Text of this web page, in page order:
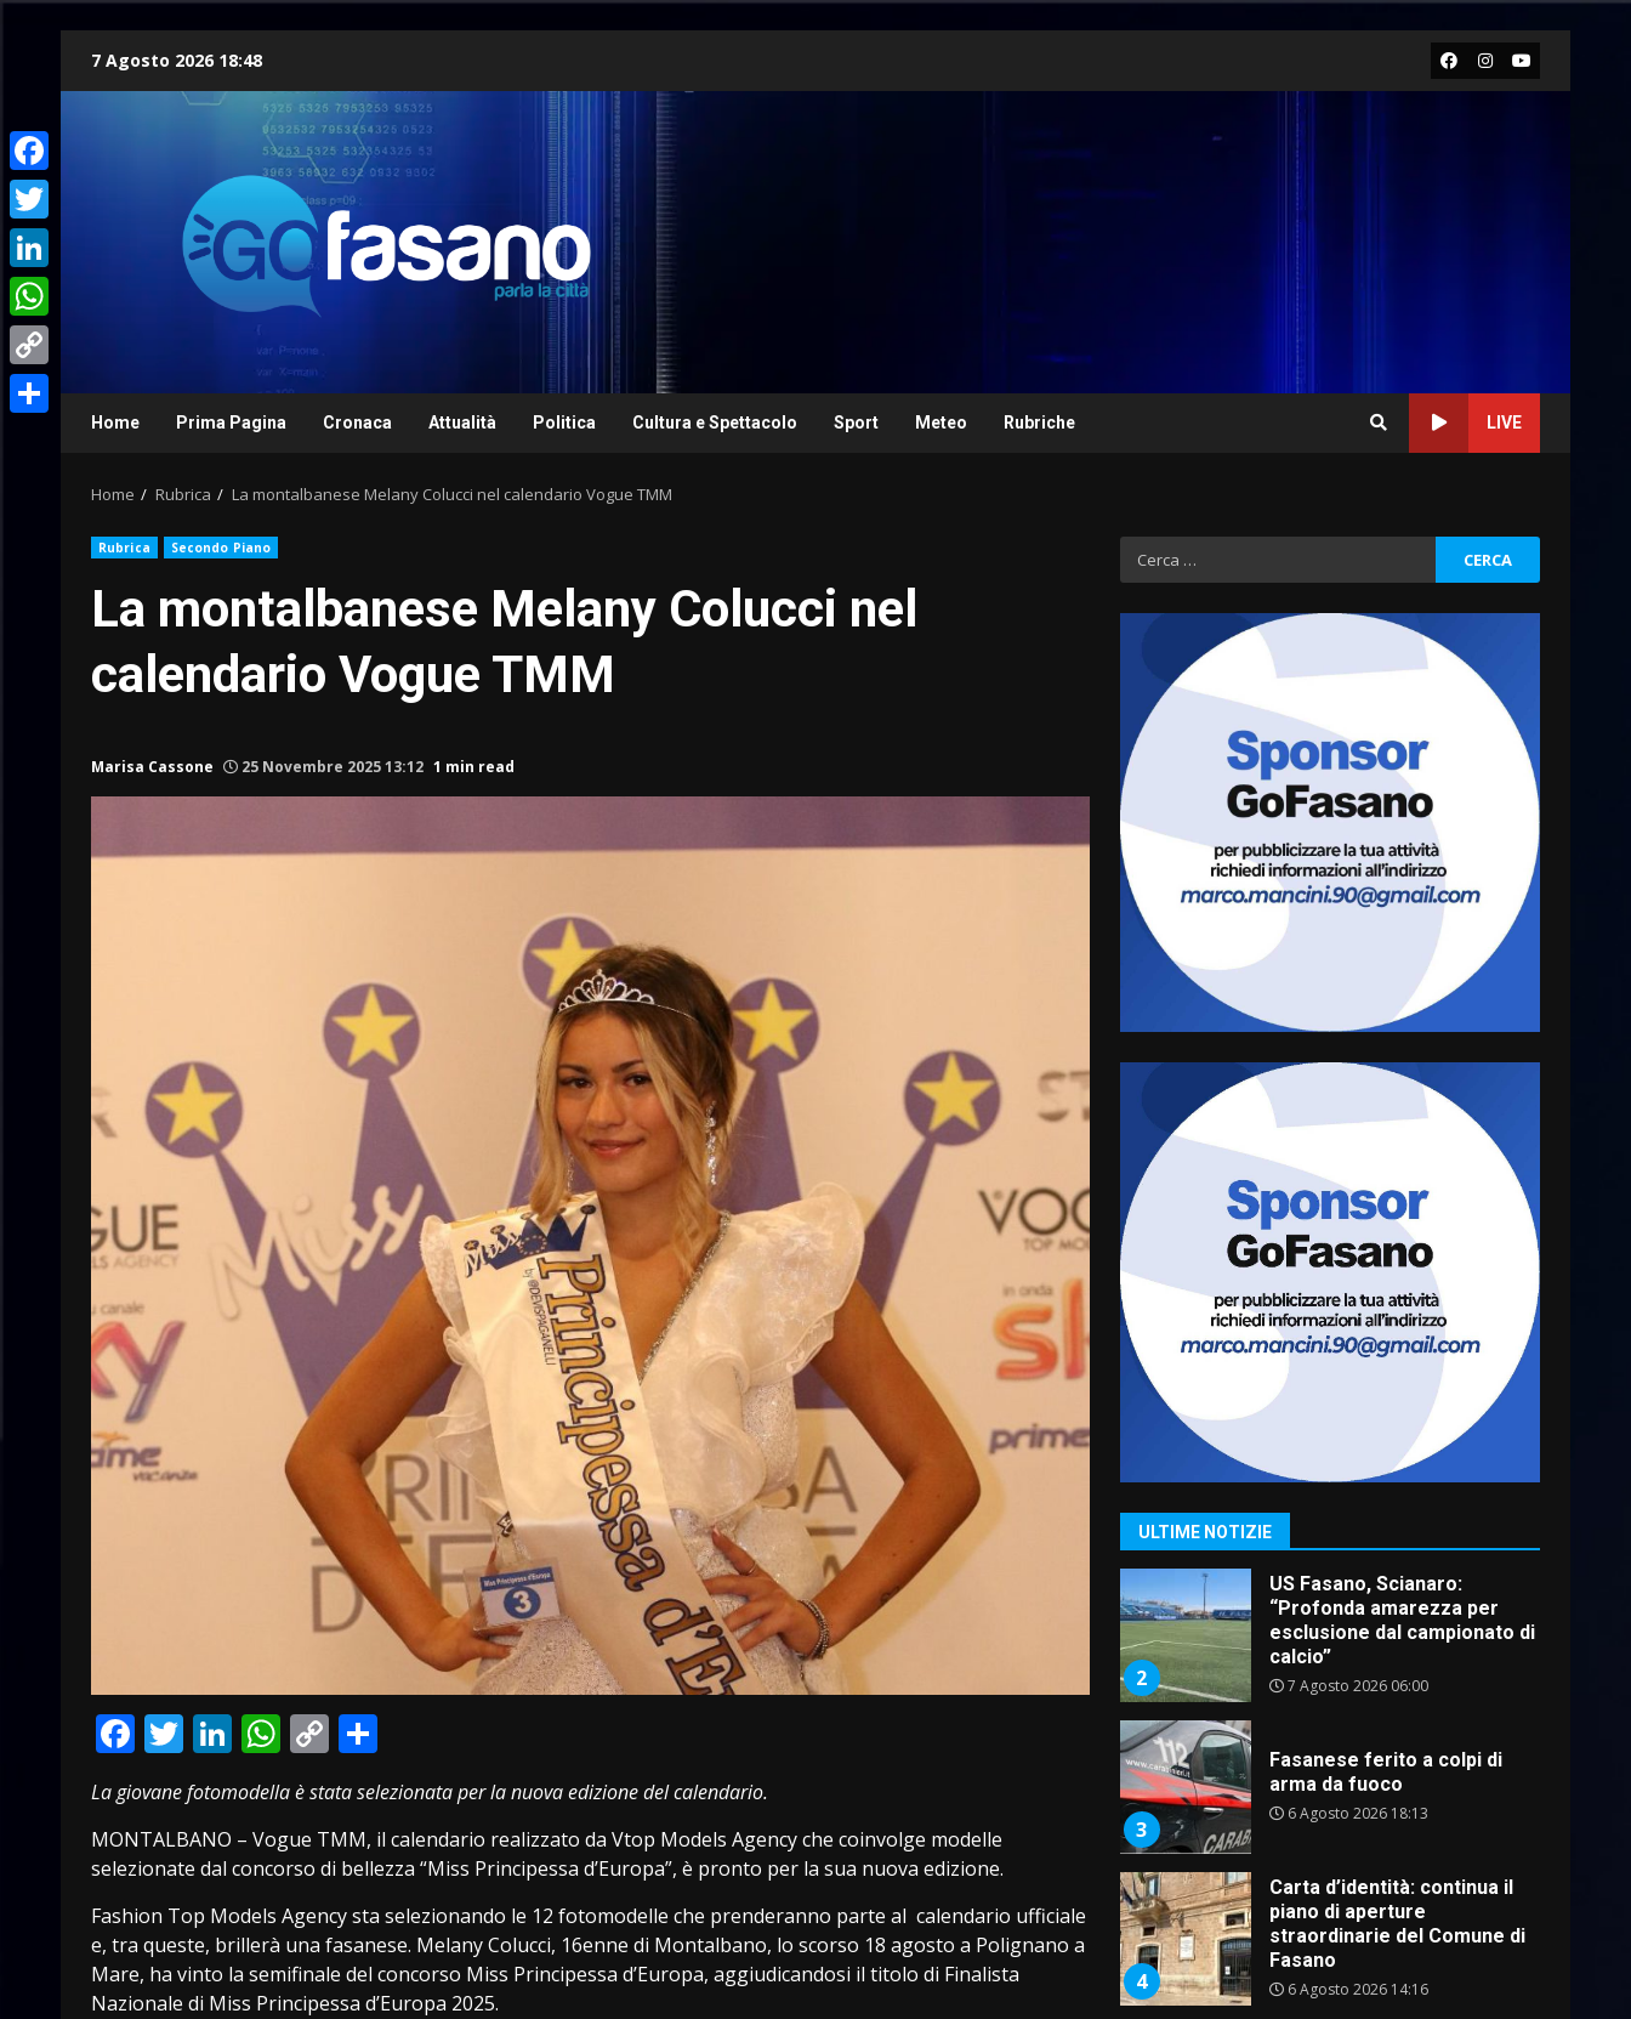
7 Agosto 2026 18:48 Facebook
Instagram
Youtube
Home Prima Pagina Cronaca Attualità Politica Cultura e Spettacolo Sport Meteo Rubriche LIVE
Home Rubrica La montalbanese Melany Colucci nel calendario Vogue TMM
Rubrica Secondo Piano
La montalbanese Melany Colucci nel
calendario Vogue TMM
Marisa Cassone 25 Novembre 2025 13:12 1 min read
Facebook
Twitter
LinkedIn
WhatsApp
Copy
Link
La giovane fotomodella è stata selezionata per la nuova edizione del calendario.
MONTALBANO – Vogue TMM, il calendario realizzato da Vtop Models Agency che coinvolge modelle
selezionate dal concorso di bellezza “Miss Principessa d’Europa”, è pronto per la sua nuova edizione.
Fashion Top Models Agency sta selezionando le 12 fotomodelle che prenderanno parte al calendario ufficiale
e, tra queste, brillerà una fasanese. Melany Colucci, 16enne di Montalbano, lo scorso 18 agosto a Polignano a
Mare, ha vinto la semifinale del concorso Miss Principessa d’Europa, aggiudicandosi il titolo di Finalista
Nazionale di Miss Principessa d’Europa 2025.
Ricerca
per:
ULTIME NOTIZIE
Fasanese ferito a colpi di
arma da fuoco
6 Agosto 2026 18:13
4
Carta d’identità: continua il
piano di aperture
straordinarie del Comune di
Fasano
6 Agosto 2026 14:16
5
Grazia Neglia, coordinatrice
cittadina di Fratelli d’Italia,
pronta a tornare in Consiglio
6 Agosto 2026 08:00
Cura dei beni comuni e
cittadinanza attiva: online
l’avviso per la gestione
condivisa della Villetta di
Laureto
6 Agosto 2026 06:20
7
La magia del Minareto e la
prima assoluta de “L’Albergo
Belvedere. Il rapimento”
6 Agosto 2026 06:15
1
“I Contestatori: Musica di
Rivoluzione”: nuovo
appuntamento con “Fasano in
2
US Fasano, Scianaro:
“Profonda amarezza per
esclusione dal campionato di
calcio”
7 Agosto 2026 06:00
3
Fasanese ferito a colpi di
arma da fuoco
6 Agosto 2026 18:13
4
Carta d’identità: continua il
piano di aperture
straordinarie del Comune di
Fasano
6 Agosto 2026 14:16
Facebook
Twitter
LinkedIn
WhatsApp
Copy